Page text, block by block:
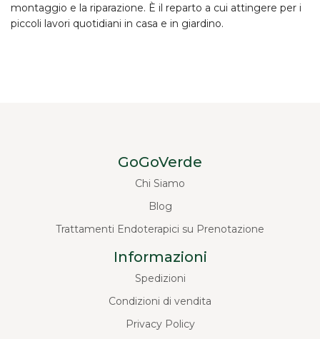
montaggio e la riparazione. È il reparto a cui attingere per i
piccoli lavori quotidiani in casa e in giardino.
GoGoVerde
Chi Siamo
Blog
Trattamenti Endoterapici su Prenotazione
Informazioni
Spedizioni
Condizioni di vendita
Privacy Policy